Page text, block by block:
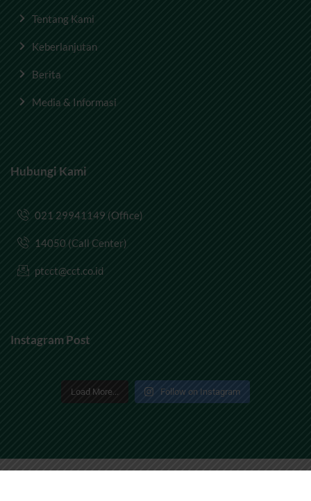
Tentang Kami
Keberlanjutan
Berita
Media & Informasi
Hubungi Kami
021 29941149 (Office)
14050 (Call Center)
ptcct@cct.co.id
Instagram Post
Load More... Follow on Instagram